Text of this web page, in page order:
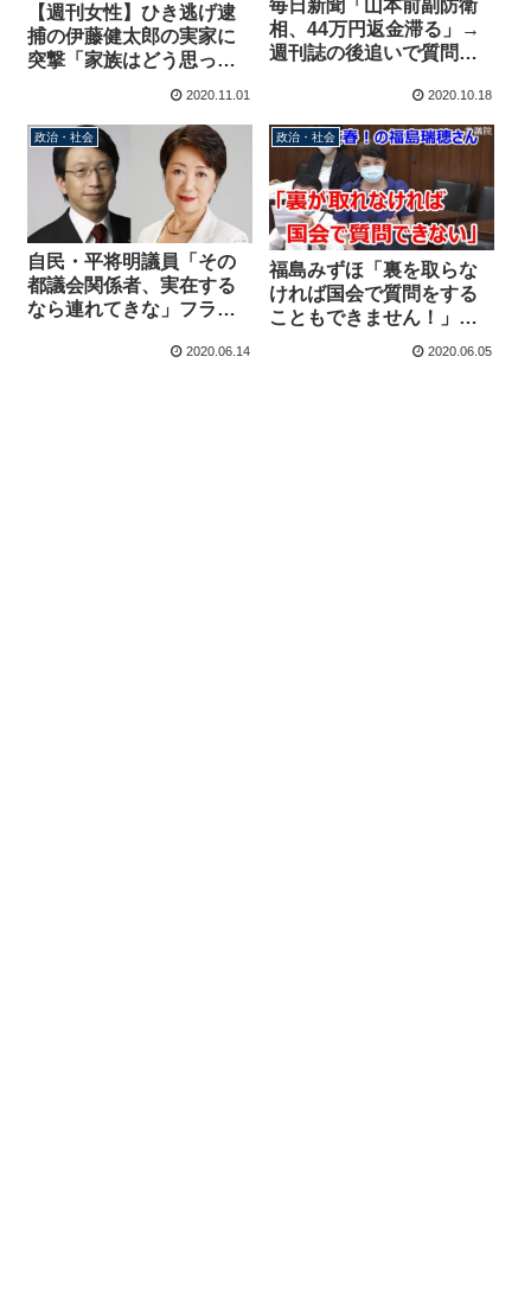
【週刊女性】ひき逃げ逮
捕の伊藤健太郎の実家に
突撃「家族はどう思って
フコメが大炎上中
2020.11.01
毎日新聞「山本前副防衛
相、44万円返金滞る」→
週刊誌の後追いで質問
2020.10.18
政治・社会
自民・平将明議員「その
都議会関係者、実在する
なら連れてきな」フライ
会議員として名前挙げら
2020.06.14
政治・社会
福島みずほ「裏を取らな
ければ国会で質問をする
こともできません！」→
いつも週刊誌のガセネタ
2020.06.05